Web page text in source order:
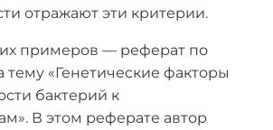
отражают эти критерии.
примеров — реферат по
тему «Генетические факторы
бактерий к
В этом реферате автор